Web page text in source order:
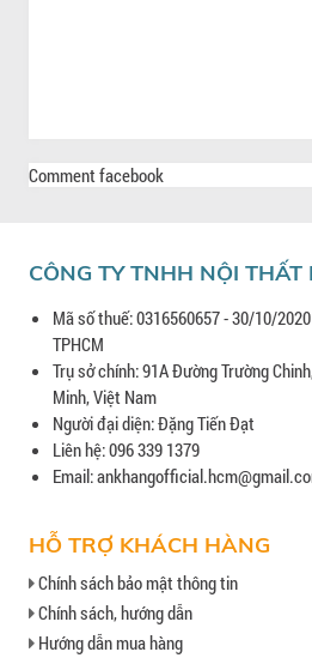
Comment facebook
CÔNG TY TNHH NỘI
Mã số thuế: 0316560657 - 30/10/
TPHCM
Trụ sở chính: 91A Đường Trường
Minh, Việt Nam
Người đại diện: Đặng Tiến Đạt
Liên hệ: 096 339 1379
Email:
HỖ TRỢ KHÁCH HÀNG
Chính sách bảo mật thông tin
Chính sách, hướng dẫn
Hướng dẫn mua hàng